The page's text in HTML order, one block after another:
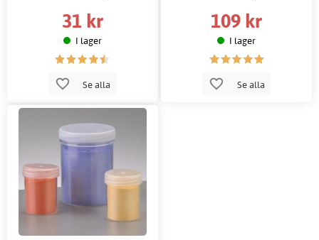
31 kr
I lager
Se alla
109 kr
I lager
Se alla